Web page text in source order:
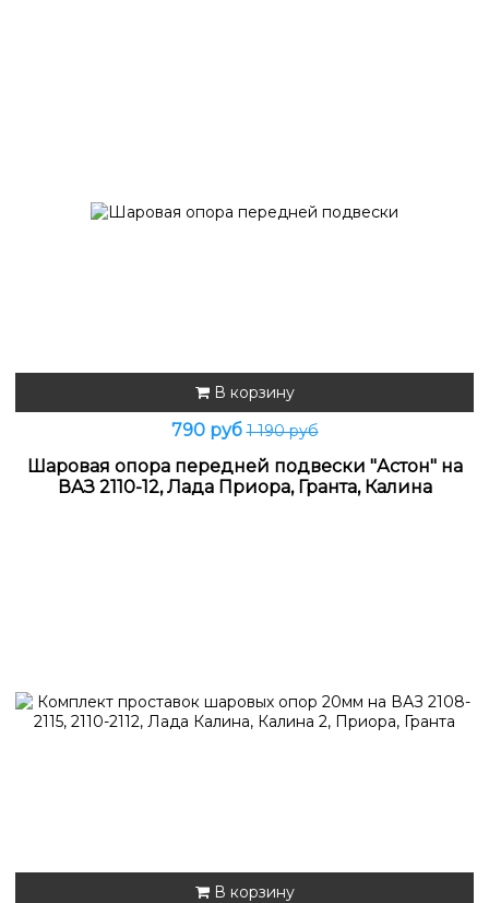
В корзину
790 руб1 190 руб
Шаровая опора передней подвески "Астон" на
ВАЗ 2110-12, Лада Приора, Гранта, Калина
В корзину